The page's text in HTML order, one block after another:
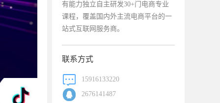
有能力独立自主研发30+门电商专业
课程，覆盖国内外主流电商平台的一
站式互联网服务商。
联系方式
15916133220
2676141487